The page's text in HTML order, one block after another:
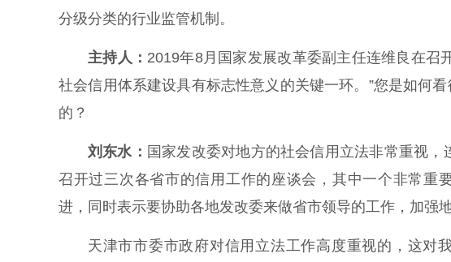
分级分类的行业监管机制。
主持人： 2019年8月国家发展改革委副主任连维良在召
社会信用体系建设具有标志性意义的关键一环。”您是如何
的？
刘东水： 国家发改委对地方的社会信用立法非常重视
召开过三次各省市的信用工作的座谈会，其中一个非常重
进，同时表示要协助各地发改委来做省市领导的工作，加强
天津市市委市政府对信用立法工作高度重视的，这对